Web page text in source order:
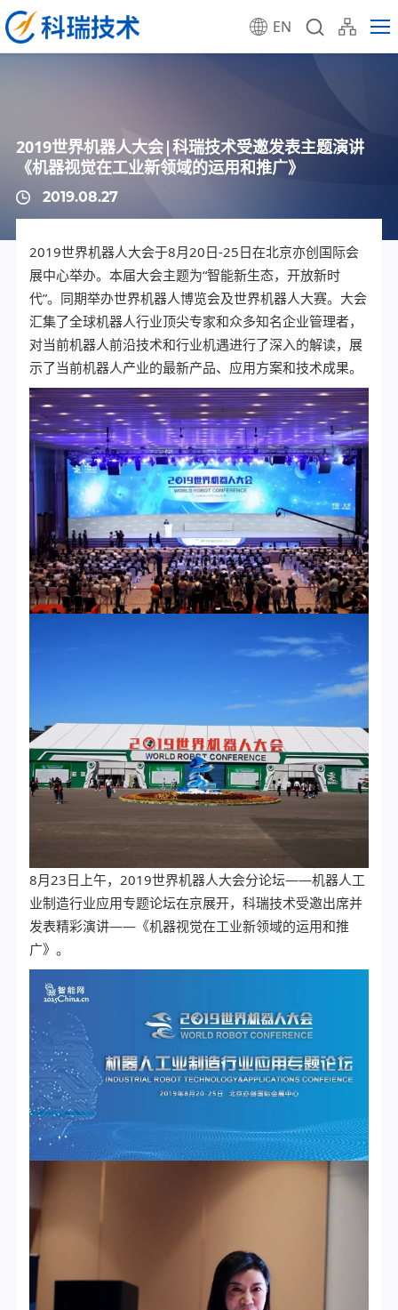
EN
2019世界机器人大会|科瑞技术受邀发表主题演讲
《机器视觉在工业新领域的运用和推广》
2019.08.27
2019世界机器人大会于8月20日-25日在北京亦创国际会
展中心举办。本届大会主题为“智能新生态，开放新时
代”。同期举办世界机器人博览会及世界机器人大赛。大会
汇集了全球机器人行业顶尖专家和众多知名企业管理者，
对当前机器人前沿技术和行业机遇进行了深入的解读，展
示了当前机器人产业的最新产品、应用方案和技术成果。
8月23日上午，2019世界机器人大会分论坛——机器人工
业制造行业应用专题论坛在京展开，科瑞技术受邀出席并
发表精彩演讲——《机器视觉在工业新领域的运用和推
广》。